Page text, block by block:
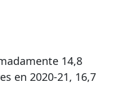
14,8
en 2020-21, 16,7